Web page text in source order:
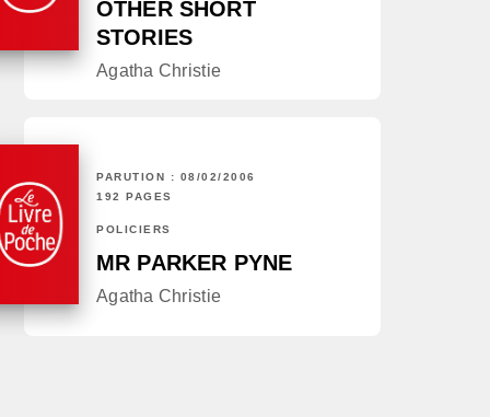
OTHER SHORT
STORIES
Agatha Christie
PARUTION : 08/02/2006
192 PAGES
POLICIERS
MR PARKER PYNE
Agatha Christie